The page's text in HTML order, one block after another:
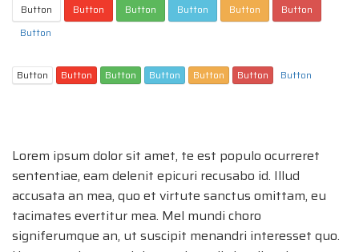
Button Button Button Button Button
Button
Button
Button Button Button Button Button Button Button
Lorem ipsum dolor sit amet, te est populo ocurreret
sententiae, eam delenit epicuri recusabo id. Illud
accusata an mea, quo et virtute sanctus omittam, eu
tacimates evertitur mea. Mel mundi choro
signiferumque an, ut suscipit menandri interesset quo.